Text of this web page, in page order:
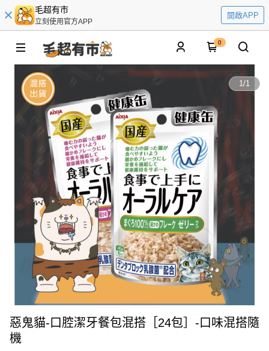
毛超有市
立刻使用官方APP
開啟APP
0
1/1
惡鬼貓-口腔潔牙餐包混搭［24包］-口味混搭隨
機